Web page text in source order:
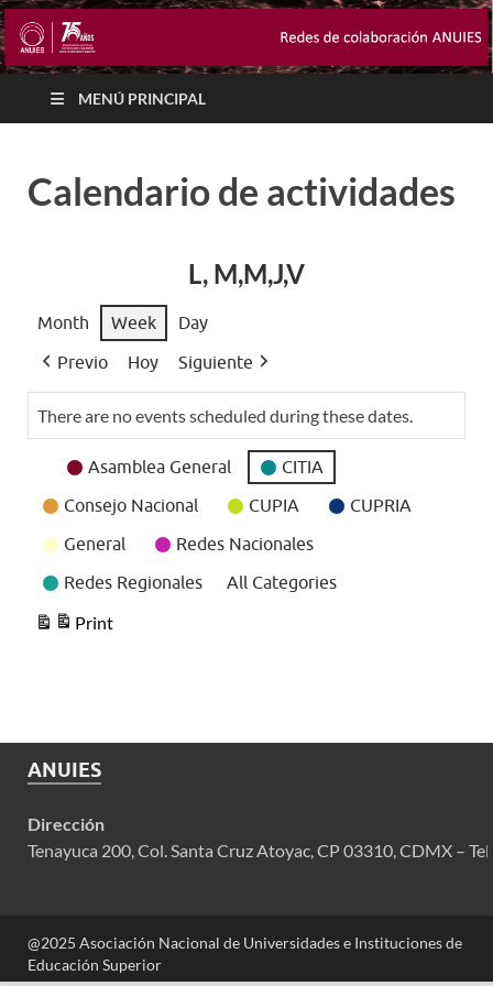
MENÚ PRINCIPAL
Calendario de actividades
L, M,M,J,V
Month Week
Day
Previo
Hoy Siguiente
There are no events scheduled during these dates.
Event
Asamblea General
CITIA
Consejo Nacional
CUPIA
CUPRIA
General
Redes Nacionales
Redes Regionales
All Categories
Print
View
ANUIES
Dirección
Tenayuca 200, Col. Santa Cruz Atoyac, CP 03310, CDMX –
@2025 Asociación Nacional de Universidades e Instituciones de
Educación Superior